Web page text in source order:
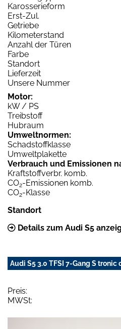
Karosserieform
Erst-Zul.
Getriebe
Kilometerstand
Anzahl der Türen
Farbe
Standort
Lieferzeit
Unsere Nummer
Motor:
kW / PS
Treibstoff
Hubraum
Umweltnormen:
Schadstoffklasse
Umweltplakette
Verbrauch und Emissionen
Kraftstoffverbr. komb.
CO2-Emissionen komb.
CO2-Klasse
Standort
Details zum Audi S5
Audi S5 3.0 TFSI 7-Gang S tronic
Preis:
MWSt: